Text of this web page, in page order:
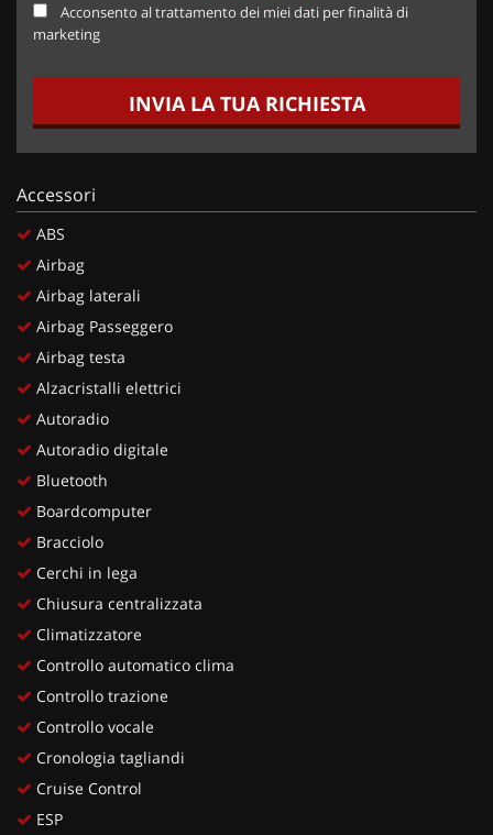
Acconsento al trattamento dei miei dati per finalità di
marketing
INVIA LA TUA RICHIESTA
Accessori
ABS
Airbag
Airbag laterali
Airbag Passeggero
Airbag testa
Alzacristalli elettrici
Autoradio
Autoradio digitale
Bluetooth
Boardcomputer
Bracciolo
Cerchi in lega
Chiusura centralizzata
Climatizzatore
Controllo automatico clima
Controllo trazione
Controllo vocale
Cronologia tagliandi
Cruise Control
ESP